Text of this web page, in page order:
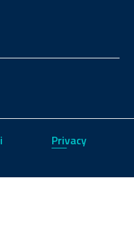
Privacy